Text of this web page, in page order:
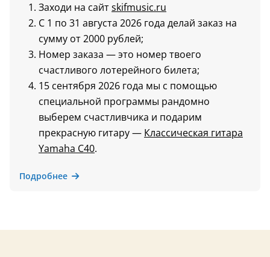
Заходи на сайтskifmusic.ru
С 1 по 31 августа 2026 года делай заказ на
сумму от 2000 рублей;
Номер заказа — это номер твоего
счастливого лотерейного билета;
15 сентября 2026 года мы с помощью
специальной программы рандомно
выберем счастливчика и подарим
прекрасную гитару — Классическая гитара
Yamaha C40.
Подробнее